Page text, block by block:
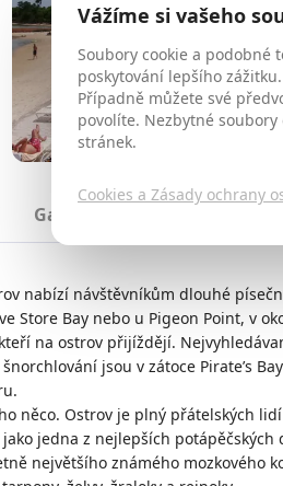
Galerie
nabízí návštěvníkům dlouhé
Store Bay nebo u Pigeon Point, v
na ostrov přijíždějí.
jsou v zátoce Pirate’s
něco. Ostrov je plný přátelských
jedna z nejlepších
největšího známého mozkového
Vážíme si vašeho
Soubory cookie a podobné
poskytování lepšího
Případně můžete své
povolíte. Nezbytné
stránek.
Cookies a Zásady ochrany